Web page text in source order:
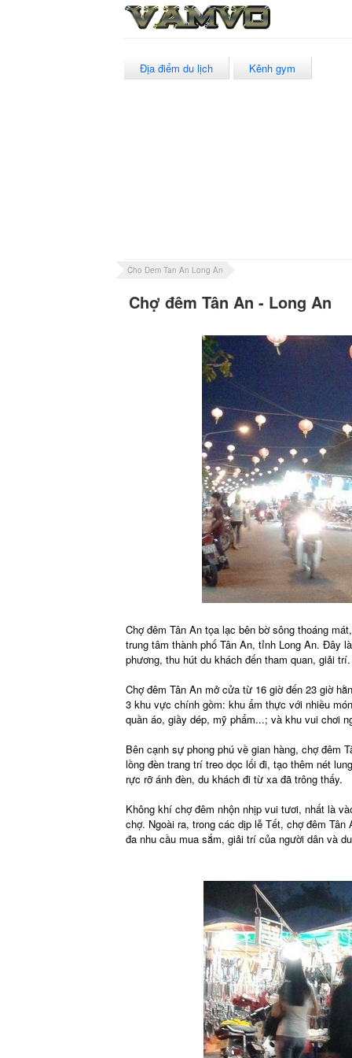
Địa điểm du lịch Kênh gym
Cho Dem Tan An Long An
Chợ đêm Tân An - Long An
Chợ đêm Tân An tọa lạc bên bờ sông thoáng
trung tâm thành phố Tân An, tỉnh Long An. Đây
phương, thu hút du khách đến tham quan, giải trí.
Chợ đêm Tân An mở cửa từ 16 giờ đến 23 giờ
3 khu vực chính gồm: khu ẩm thực với nhiều
quần áo, giầy dép, mỹ phẩm...; và khu vui chơi
Bên cạnh sự phong phú về gian hàng, chợ đêm
lồng đèn trang trí treo dọc lối đi, tạo thêm nét
rực rỡ ánh đèn, du khách đi từ xa đã trông thấy.
Không khí chợ đêm nhộn nhịp vui tươi, nhất là
chợ. Ngoài ra, trong các dịp lễ Tết, chợ đêm
đa nhu cầu mua sắm, giải trí của người dân và